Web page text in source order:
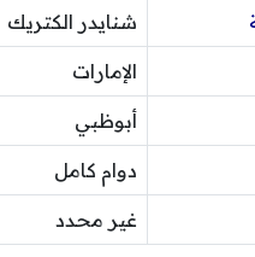
شنايدر الكتريك
الإمارات
أبوظبي
دوام كامل
غير محدد